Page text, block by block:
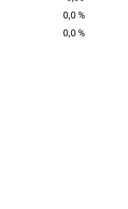
0,0 %
0,0 %